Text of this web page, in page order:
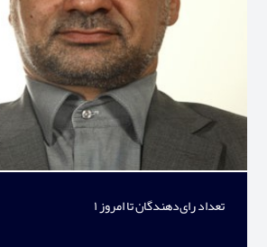
تعداد رای‌دهندگان تا امروز۱